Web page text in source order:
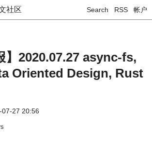
社区 Search RSS 帐户
】2020.07.27 async-fs,
Oriented Design, Rust
07-27 20:56